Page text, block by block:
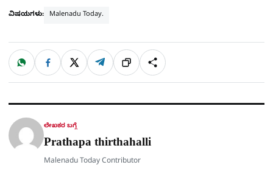
ವಿಷಯಗಳು: Malenadu Today.
ಹಂಚಿಕೊಳ್ಳಿ
W
a
t
p
p
F
c
e
o
k
X T
l
e
a
m
ಲಿಂ
ಕ್
S
h
a
ಲೇಖಕರ ಬಗ್ಗೆ
Prathapa thirthahalli
Malenadu Today Contributor